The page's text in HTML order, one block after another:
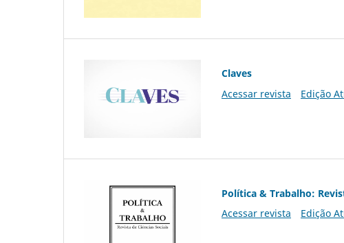
Claves
Acessar revista
Edição
Política & Trabalho:
Acessar revista
Edição